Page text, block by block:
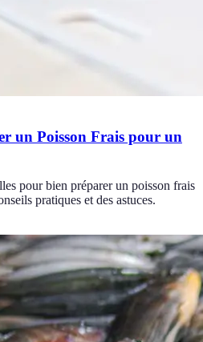
un Poisson Frais pour un
pour bien préparer un poisson frais
pratiques et des astuces.